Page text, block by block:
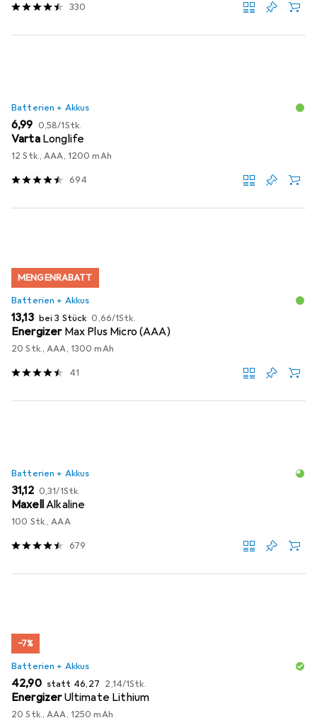
330
Batterien + Akkus
EUR
6,99 EUR
0,58/1Stk.
Varta Longlife
12 Stk., AAA, 1200 mAh
694
MENGENRABATT
Batterien + Akkus
EUR
13,13 bei 3 Stück EUR
0,66/1Stk.
Energizer Max Plus Micro (AAA)
20 Stk., AAA, 1300 mAh
41
Batterien + Akkus
EUR
31,12 EUR
0,31/1Stk.
MaxellAlkaline
100 Stk., AAA
679
−7%
Batterien + Akkus
EUR
42,90 statt EUR
46,27 EUR
2,14/1Stk.
EnergizerUltimate Lithium
20 Stk., AAA, 1250 mAh